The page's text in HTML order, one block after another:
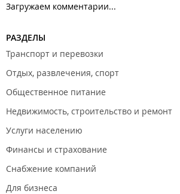
Загружаем комментарии...
РАЗДЕЛЫ
Транспорт и перевозки
Отдых, развлечения, спорт
Общественное питание
Недвижимость, строительство и ремонт
Услуги населению
Финансы и страхование
Снабжение компаний
Для бизнеса